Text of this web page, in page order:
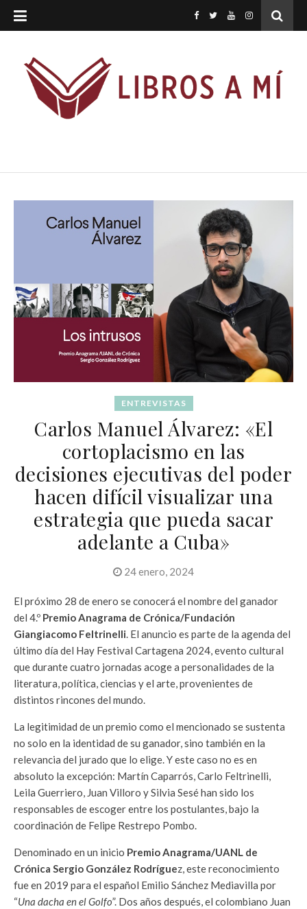
ENTREVISTAS
Carlos Manuel Álvarez: «El
cortoplacismo en las
decisiones ejecutivas del poder
hacen difícil visualizar una
estrategia que pueda sacar
adelante a Cuba»
24 enero, 2024
El próximo 28 de enero se conocerá el nombre del ganador
del 4.º Premio Anagrama de Crónica/Fundación
Giangiacomo Feltrinelli. El anuncio es parte de la agenda del
último día del Hay Festival Cartagena 2024, evento cultural
que durante cuatro jornadas acoge a personalidades de la
literatura, política, ciencias y el arte, provenientes de
distintos rincones del mundo.
La legitimidad de un premio como el mencionado se sustenta
no solo en la identidad de su ganador, sino también en la
relevancia del jurado que lo elige. Y este caso no es en
absoluto la excepción: Martín Caparrós, Carlo Feltrinelli,
Leila Guerriero, Juan Villoro y Silvia Sesé han sido los
responsables de escoger entre los postulantes, bajo la
coordinación de Felipe Restrepo Pombo.
Denominado en un inicio Premio Anagrama/UANL de
Crónica Sergio González Rodríguez, este reconocimiento
fue en 2019 para el español Emilio Sánchez Mediavilla por
“Una dacha en el Golfo”. Dos años después, el colombiano Juan